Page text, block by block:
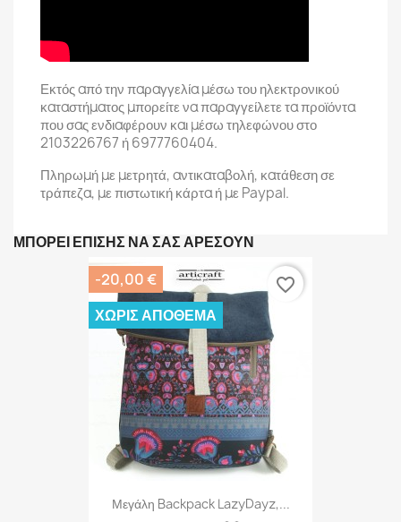
Εκτός από την παραγγελία μέσω του ηλεκτρονικού
καταστήματος μπορείτε να παραγγείλετε τα προϊόντα
που σας ενδιαφέρουν και μέσω τηλεφώνου στο
2103226767 ή 6977760404.
Πληρωμή με μετρητά, αντικαταβολή, κατάθεση σε
τράπεζα, με πιστωτική κάρτα ή με Paypal.
ΜΠΟΡΕΊ ΕΠΊΣΗΣ ΝΑ ΣΑΣ ΑΡΈΣΟΥΝ
Μεγάλη Backpack LazyDayz,...
-20,00 €
ΧΩΡΊΣ ΑΠΌΘΕΜΑ
favorite_border